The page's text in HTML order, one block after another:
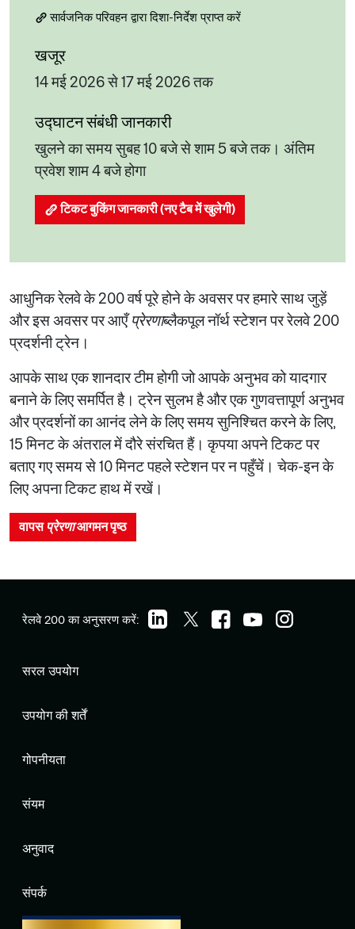
सार्वजनिक परिवहन द्वारा दिशा-निर्देश प्राप्त करें
खजूर
14 मई 2026 से 17 मई 2026 तक
उद्घाटन संबंधी जानकारी
खुलने का समय सुबह 10 बजे से शाम 5 बजे तक। अंतिम
प्रवेश शाम 4 बजे होगा
टिकट बुकिंग जानकारी (नए टैब में खुलेगी)
आधुनिक रेलवे के 200 वर्ष पूरे होने के अवसर पर हमारे साथ जुड़ें
और इस अवसर पर आएँप्रेरणाब्लैकपूल नॉर्थ स्टेशन पर रेलवे 200
प्रदर्शनी ट्रेन।
आपके साथ एक शानदार टीम होगी जो आपके अनुभव को यादगार
बनाने के लिए समर्पित है। ट्रेन सुलभ है और एक गुणवत्तापूर्ण अनुभव
और प्रदर्शनों का आनंद लेने के लिए समय सुनिश्चित करने के लिए,
15 मिनट के अंतराल में दौरे संरचित हैं। कृपया अपने टिकट पर
बताए गए समय से 10 मिनट पहले स्टेशन पर न पहुँचें। चेक-इन के
लिए अपना टिकट हाथ में रखें।
वापस प्रेरणाआगमन पृष्ठ
रेलवे 200 का अनुसरण करें:
सरल उपयोग
उपयोग की शर्तें
गोपनीयता
संयम
अनुवाद
संपर्क